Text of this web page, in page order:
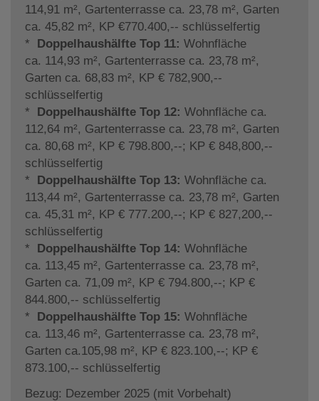
114,91 m², Gartenterrasse ca. 23,78 m², Garten
ca. 45,82 m², KP €770.400,-- schlüsselfertig
* Doppelhaushälfte Top 11: Wohnfläche
ca. 114,93 m², Gartenterrasse ca. 23,78 m²,
Garten ca. 68,83 m², KP € 782,900,--
schlüsselfertig
* Doppelhaushälfte Top 12: Wohnfläche ca.
112,64 m², Gartenterrasse ca. 23,78 m², Garten
ca. 80,68 m², KP € 798.800,--; KP € 848,800,--
schlüsselfertig
* Doppelhaushälfte Top 13: Wohnfläche ca.
113,44 m², Gartenterrasse ca. 23,78 m², Garten
ca. 45,31 m², KP € 777.200,--; KP € 827,200,--
schlüsselfertig
* Doppelhaushälfte Top 14: Wohnfläche
ca. 113,45 m², Gartenterrasse ca. 23,78 m²,
Garten ca. 71,09 m², KP € 794.800,--; KP €
844.800,-- schlüsselfertig
* Doppelhaushälfte Top 15: Wohnfläche
ca. 113,46 m², Gartenterrasse ca. 23,78 m²,
Garten ca.105,98 m², KP € 823.100,--; KP €
873.100,-- schlüsselfertig
Bezug: Dezember 2025 (mit Vorbehalt)